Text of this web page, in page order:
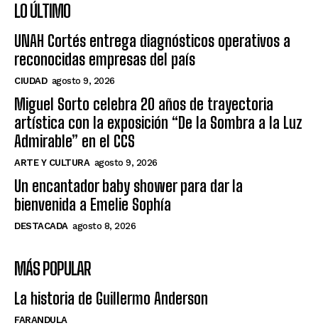
LO ÚLTIMO
UNAH Cortés entrega diagnósticos operativos a
reconocidas empresas del país
CIUDAD agosto 9, 2026
Miguel Sorto celebra 20 años de trayectoria
artística con la exposición “De la Sombra a la Luz
Admirable” en el CCS
ARTE Y CULTURA agosto 9, 2026
Un encantador baby shower para dar la
bienvenida a Emelie Sophía
DESTACADA agosto 8, 2026
MÁS POPULAR
La historia de Guillermo Anderson
FARANDULA